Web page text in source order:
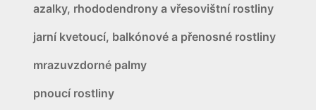
azalky, rhododendrony a vřesovištní rostliny
jarní kvetoucí, balkónové a přenosné rostliny
mrazuvzdorné palmy
pnoucí rostliny